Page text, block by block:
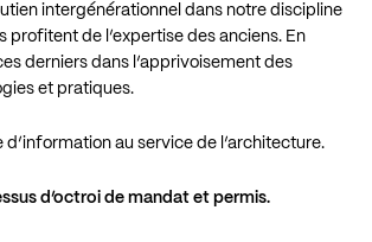
intergénérationnel dans notre discipline
profitent de l’expertise des anciens. En
derniers dans l’apprivoisement des
et pratiques.
d’information au service de l’architecture.
d’octroi de mandat et permis.